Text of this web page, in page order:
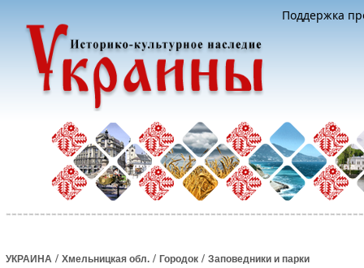
Поддержка
УКРАИНА / Хмельницкая обл. / Городок / Заповедники и парки